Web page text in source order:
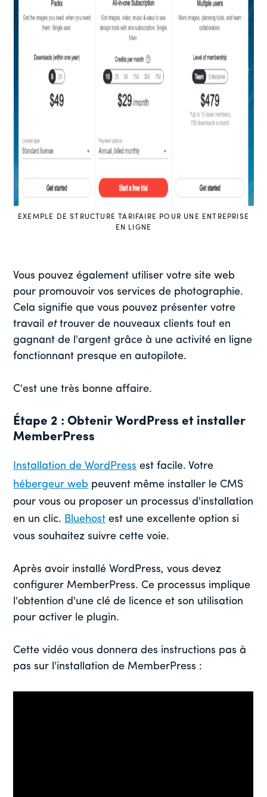
EXEMPLE DE STRUCTURE TARIFAIRE POUR UNE ENTREPRISE
EN LIGNE
Vous pouvez également utiliser votre site web
pour promouvoir vos services de photographie.
Cela signifie que vous pouvez présenter votre
travail ettrouver de nouveaux clients tout en
gagnant de l'argent grâce à une activité en ligne
fonctionnant presque en autopilote.
C'est une très bonne affaire.
Étape 2 : Obtenir WordPress et installer
MemberPress
Installation de WordPress est facile. Votre
hébergeur web peuvent même installer le CMS
pour vous ou proposer un processus d'installation
en un clic. Bluehost est une excellente option si
vous souhaitez suivre cette voie.
Après avoir installé WordPress, vous devez
configurer MemberPress. Ce processus implique
l'obtention d'une clé de licence et son utilisation
pour activer le plugin.
Cette vidéo vous donnera des instructions pas à
pas sur l'installation de MemberPress :